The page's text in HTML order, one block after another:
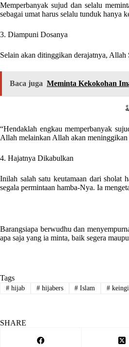
Memperbanyak sujud dan selalu
sebagai umat harus selalu tunduk hanya
3. Diampuni Dosanya
Selain akan ditinggikan derajatnya,
Baca juga Meminta Kekokohan
“Hendaklah engkau memperbanyak
Allah melainkan Allah akan
4. Hajatnya Dikabulkan
Inilah salah satu keutamaan dari sholat
segala permintaan hamba-Nya. Ia
Barangsiapa berwudhu dan
apa saja yang ia minta, baik segera
Tags
#hijab #hijabers # Islam #
SHARE